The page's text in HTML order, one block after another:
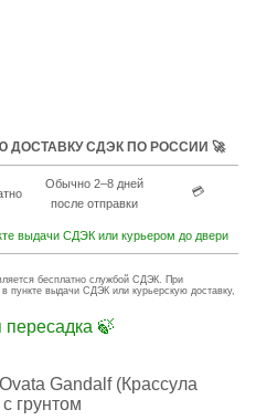
СДЭК ПО РОССИИ 🚀
Обычно 2–8 дней
после отправки
💳
выдачи СДЭК или курьером до двери
бесплатно службой СДЭК. При
пункте выдачи СДЭК или курьерскую доставку,
пересадка 🍃
Gandalf (Крассула
грунтом